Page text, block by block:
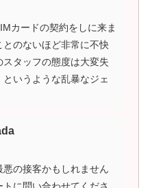
カードの契約をしに来ま
とのないほど非常に不快
タッフの態度は大変失
いうような乱暴なジェ
の接客かもしれません